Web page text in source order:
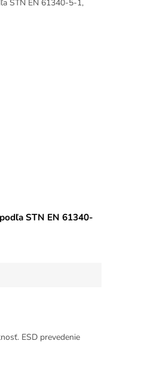
STN EN 61340-5-1,
STN EN 61340-
ESD prevedenie